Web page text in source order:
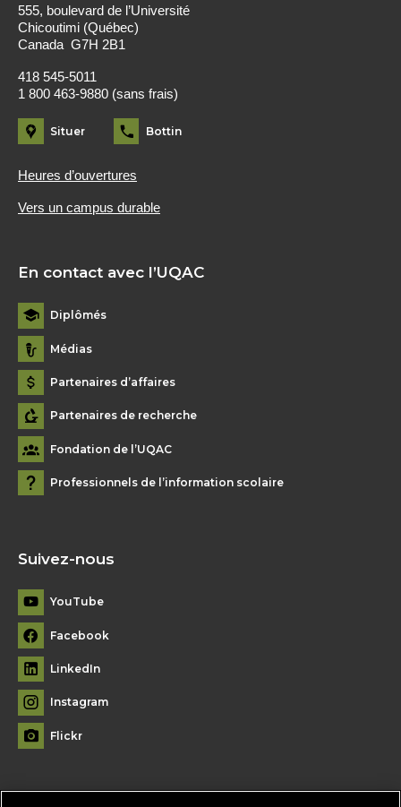
555, boulevard de l’Université
Chicoutimi (Québec)
Canada G7H 2B1
418 545-5011
1 800 463-9880 (sans frais)
Situer Bottin
Heures d’ouvertures
Vers un campus durable
En contact avec l’UQAC
Diplômés
Médias
Partenaires d’affaires
Partenaires de recherche
Fondation de l’UQAC
Professionnels de l’information scolaire
Suivez-nous
YouTube
Facebook
LinkedIn
Instagram
Flickr